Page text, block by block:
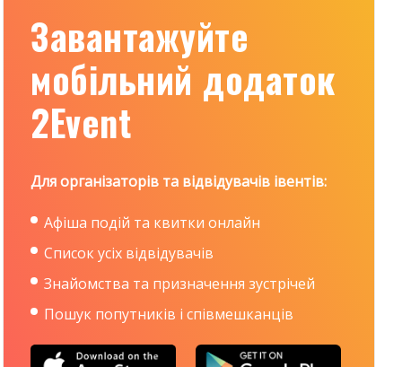
Завантажуйте
мобільний додаток
2Event
Для організаторів та відвідувачів івентів:
Афіша подій та квитки онлайн
Список усіх відвідувачів
Знайомства та призначення зустрічей
Пошук попутників і співмешканців